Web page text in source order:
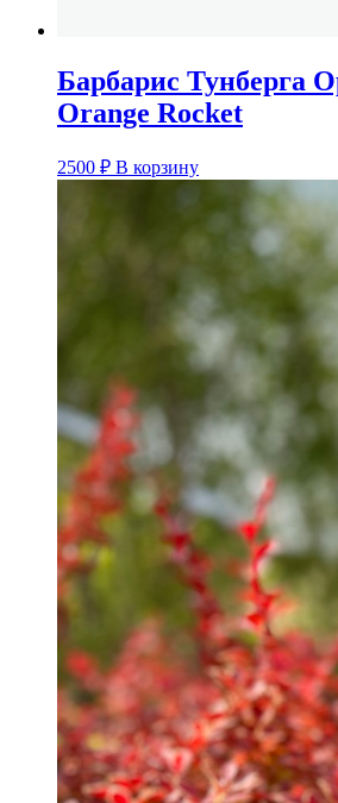
Барбарис Тунберга
Orange Rocket
2500 ₽ В корзину